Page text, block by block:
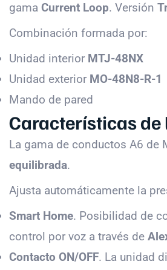
gama Current Loop. Versión
Combinación formada por:
Unidad interior MTJ-48NX
Unidad exterior MO-48N8-R-1
Mando de pared
Características de
La gama de conductos A6 de
equilibrada.
Ajusta automáticamente la
Smart Home. Posibilidad de
control por voz a través de
Contacto ON/OFF. La unidad